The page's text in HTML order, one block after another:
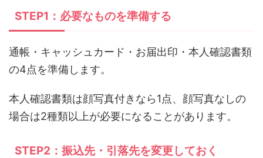
STEP1：必要なものを準備する
通帳・キャッシュカード・お届出印・本人確認書類
の4点を準備します。
本人確認書類は顔写真付きなら1点、顔写真なしの
場合は2種類以上が必要になることがあります。
STEP2：振込先・引落先を変更しておく